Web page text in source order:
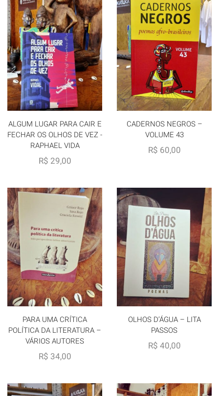
ALGUM LUGAR PARA CAIR E
FECHAR OS OLHOS DE VEZ -
RAPHAEL VIDA
R$ 29,00
CADERNOS NEGROS –
VOLUME 43
R$ 60,00
PARA UMA CRÍTICA
POLÍTICA DA LITERATURA –
VÁRIOS AUTORES
R$ 34,00
OLHOS D’ÁGUA – LITA
PASSOS
R$ 40,00